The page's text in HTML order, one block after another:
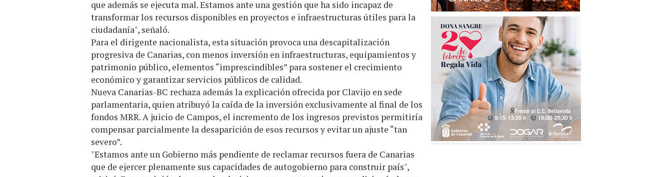
que además se ejecuta mal. Estamos ante una gestión que ha sido incapaz de
transformar los recursos disponibles en proyectos e infraestructuras útiles para la
ciudadanía", señaló.
Para el dirigente nacionalista, esta situación provoca una descapitalización
progresiva de Canarias, con menos inversión en infraestructuras, equipamientos y
patrimonio público, elementos “imprescindibles” para sostener el crecimiento
económico y garantizar servicios públicos de calidad.
Nueva Canarias-BC rechaza además la explicación ofrecida por Clavijo en sede
parlamentaria, quien atribuyó la caída de la inversión exclusivamente al final de los
fondos MRR. A juicio de Campos, el incremento de los ingresos previstos permitiría
compensar parcialmente la desaparición de esos recursos y evitar un ajuste “tan
severo”.
"Estamos ante un Gobierno más pendiente de reclamar recursos fuera de Canarias
que de ejercer plenamente sus capacidades de autogobierno para construir país",